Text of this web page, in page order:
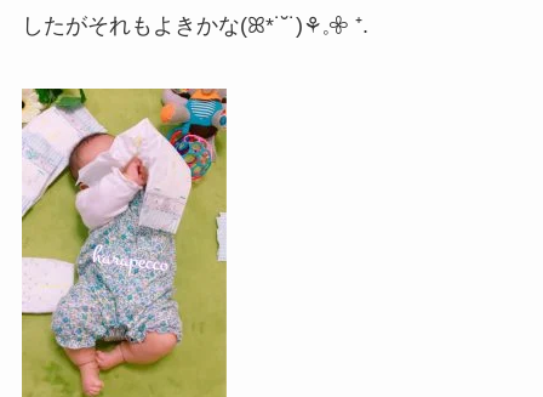
したがそれもよきかな(ꕤ*˙˘˙)⚘𓈒𖧷 ⁺.